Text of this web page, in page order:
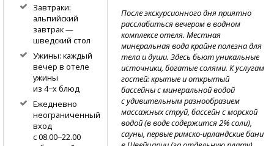
После экскурсионного дня приятно
расслабиться вечером в водном
комплексе отеля. Местная
минеральная вода крайне полезна для
тела и души. Здесь бьют уникальные
источники, богатые солями. К услугам
гостей: крытые и открытый
бассейны с минеральной водой
с удивительным разнообразием
массажных струй, бассейн с морской
водой (в воде содержится 2% соли),
сауны, первыеримско-ирландскиебани
Завтраки:
альпийский
завтрак —
шведский стол
Ужины: каждый
вечер в отеле
ужины
из 4−х блюд
Ежедневно
неограниченный
вход
с 08.00−22.00